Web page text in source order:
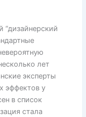
“дизайнерский
лет
эксперты
эффектов у
в список
стала